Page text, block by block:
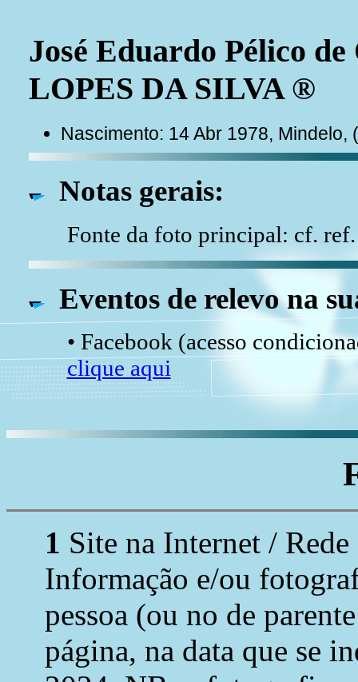
José Eduardo Pélico
LOPES DA SILVA ®
Nascimento: 14 Abr 1978, Mindelo,
Notas gerais:
Fonte da foto principal: cf.
Eventos de relevo na
• Facebook (acesso
clique aqui
1 Site na Internet /
Informação e/ou
pessoa (ou no de
página, na data que se